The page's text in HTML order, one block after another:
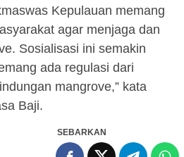
Kepulauan memang
agar menjaga dan
Sosialisasi ini semakin
ada regulasi dari
mangrove,” kata
Baji.
SEBARKAN